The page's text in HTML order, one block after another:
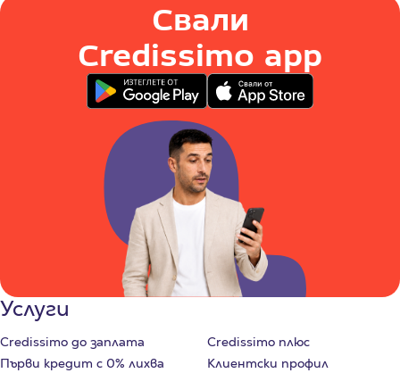
Свали
Credissimo app
Услуги
Credissimo до заплата
Credissimo плюс
Първи кредит с 0% лихва
Клиентски профил